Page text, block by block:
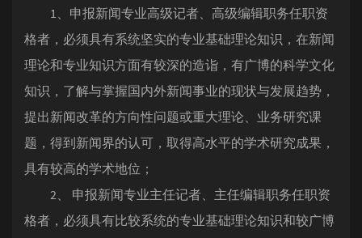
1、申报新闻专业高级记者、高级编辑职务任职资
格者，必须具有系统坚实的专业基础理论知识，在新闻
理论和专业知识方面有较深的造诣，有广博的科学文化
知识，了解与掌握国内外新闻事业的现状与发展趋势，
提出新闻改革的方向性问题或重大理论、业务研究课
题，得到新闻界的认可，取得高水平的学术研究成果，
具有较高的学术地位；
2、 申报新闻专业主任记者、主任编辑职务任职资
格者，必须具有比较系统的专业基础理论知识和较广博